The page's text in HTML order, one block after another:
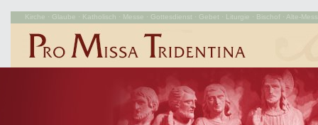
Kirche · Glaube · Katholisch · Messe · Gottesdienst · Gebet · Liturgie · Bischof · Alte-